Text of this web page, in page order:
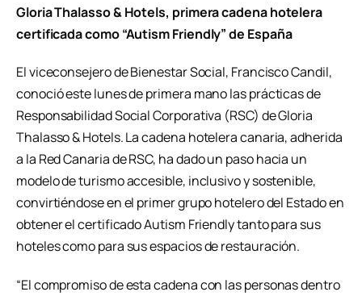
Gloria Thalasso & Hotels, primera cadena hotelera
certificada como “Autism Friendly” de España
El viceconsejero de Bienestar Social, Francisco Candil,
conoció este lunes de primera mano las prácticas de
Responsabilidad Social Corporativa (RSC) de Gloria
Thalasso & Hotels. La cadena hotelera canaria, adherida
a la Red Canaria de RSC, ha dado un paso hacia un
modelo de turismo accesible, inclusivo y sostenible,
convirtiéndose en el primer grupo hotelero del Estado en
obtener el certificado Autism Friendly tanto para sus
hoteles como para sus espacios de restauración.
“El compromiso de esta cadena con las personas dentro